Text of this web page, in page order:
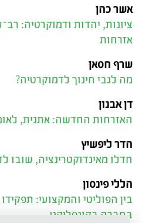
אשר כהן
ציונות, יהדות ודמוקרטיה:
אזרחות
שרף חסאן
מה לגבי חינוך לדמוקרטיה?
דן אבנון
האזרחות החדשה: אתנית,
הדר ליפשיץ
חדלו מאינדוקטרינציה, שובו
הללי פינסון
בין הפוליטי והמקצועי:
בחברה בקונפליקט